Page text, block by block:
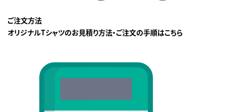
ご注文方法
オリジナルTシャツのお見積り方法・ご注文の手順はこちら